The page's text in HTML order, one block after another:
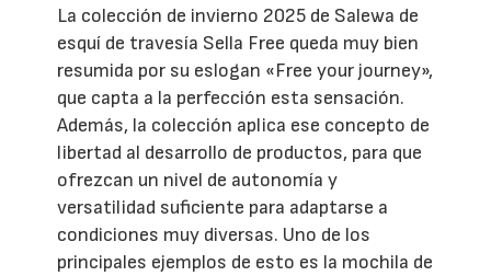
La colección de invierno 2025 de Salewa de
esquí de travesía Sella Free queda muy bien
resumida por su eslogan «Free your journey»,
que capta a la perfección esta sensación.
Además, la colección aplica ese concepto de
libertad al desarrollo de productos, para que
ofrezcan un nivel de autonomía y
versatilidad suficiente para adaptarse a
condiciones muy diversas. Uno de los
principales ejemplos de esto es la mochila de